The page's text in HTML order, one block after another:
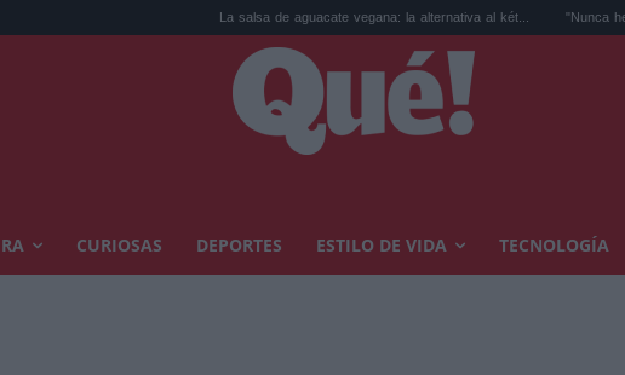
La salsa de aguacate vegana: la alternativa al két... "Nunca he sido un
CURIOSAS DEPORTES ESTILO DE VIDA TECNOLOGÍA